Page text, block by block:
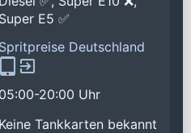
Super E5 ✅
Spritpreise Deutschland
05:00-20:00 Uhr
Keine Tankkarten bekannt